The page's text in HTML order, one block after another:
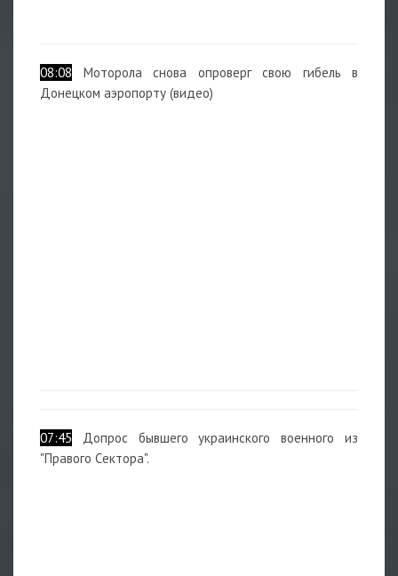
08:08 Моторола снова опроверг свою гибель в
Донецком аэропорту (видео)
07:45 Допрос бывшего украинского военного из
"Правого Сектора".